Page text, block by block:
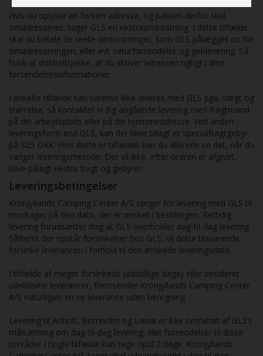
Hvis du oplyser en forkert adresse, og pakken derfor skal
omadresseres, tager GLS en ekstraomkostning. I dette tilfælde
skal du betale de reelle omkostninger, som GLS pålægger os for
omadresseringen, eller evt. returforsendelse og genlevering. Så
husk at dobbelttjekke, at du skriver adressen rigtigt i dine
forsendelsesinformationer.
I enkelte tilfælde kan varerne ikke leveres med GLS pga. vægt og
størrelse, så kontakter vi dig angående levering med fragtmand
på din arbejdsplads eller på din hjemmeadresse. Ved anden
leveringsform end GLS, kan der blive tillagt et specialfragtgebyr
på 325 DKK. Hvis dette er tilfældet kan du allerede se det, når du
vælger leveringsmetode. Der vil ikke, efter ordren er afgivet,
blive pålagt ekstra fragt og gebyrer.
Leveringsbetingelser
Kronjyllands Camping Center A/S sørger for levering med GLS til
modtager på den dato, der er ønsket i bestillingen. Rettidig
levering forudsætter dog at GLS overholder dag-til-dag levering.
Såfremt der opstår forsinkelser hos GLS, vil dette tilsvarende
forsinke leverancen i forhold til den ønskede leveringsdato.
I tilfælde af meget forsinkede (adskillige dage) eller decideret
udeblevne leverancer, fremsender Kronjyllands Camping Center
A/S naturligvis en ny leverance uden beregning.
Levering til Anholt, Bornholm og Læsø er ikke omfattet af GLS’s
målsætning om dag-til-dag levering, idet forsendelser til disse
områder i nogle tilfælde kan tage optil 2 dage. Kronjyllands